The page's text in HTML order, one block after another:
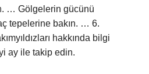
… Gölgelerin gücünü
tepelerine bakın. … 6.
hakkında bilgi
ay ile takip edin.